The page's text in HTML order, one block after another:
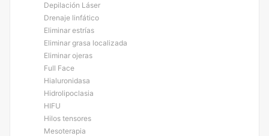
Depilación Láser
Drenaje linfático
Eliminar estrías
Eliminar grasa localizada
Eliminar ojeras
Full Face
Hialuronidasa
Hidrolipoclasia
HIFU
Hilos tensores
Mesoterapia